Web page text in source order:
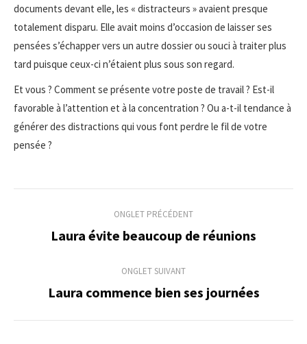
documents devant elle, les « distracteurs » avaient presque
totalement disparu. Elle avait moins d’occasion de laisser ses
pensées s’échapper vers un autre dossier ou souci à traiter plus
tard puisque ceux-ci n’étaient plus sous son regard.
Et vous ? Comment se présente votre poste de travail ? Est-il
favorable à l’attention et à la concentration ? Ou a-t-il tendance à
générer des distractions qui vous font perdre le fil de votre
pensée ?
commentaire
ONGLET PRÉCÉDENT
Onglet
Laura évite beaucoup de réunions
ONGLET SUIVANT
Onglet
Laura commence bien ses journées